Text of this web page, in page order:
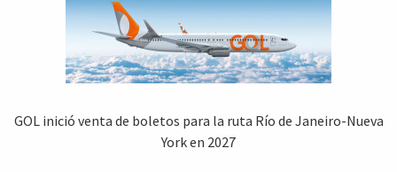
GOL inició venta de boletos para la ruta Río de Janeiro-Nueva
York en 2027